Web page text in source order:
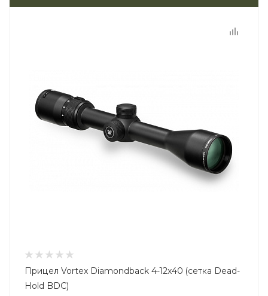
Прицел Vortex Diamondback 4-12x40 (сетка Dead-
Hold BDC)